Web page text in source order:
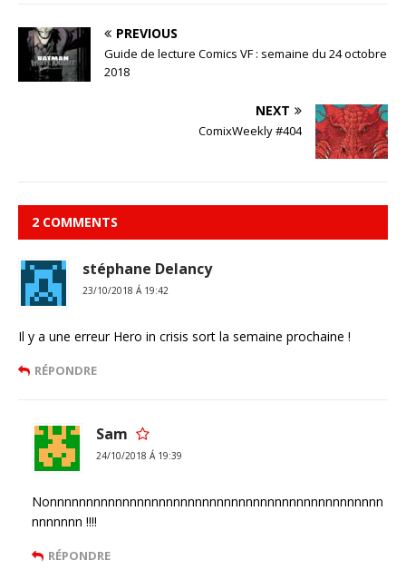
PREVIOUS
Guide de lecture Comics VF : semaine du 24 octobre
2018
NEXT
ComixWeekly #404
2 COMMENTS
stéphane Delancy
23/10/2018 Á 19:42
Il y a une erreur Hero in crisis sort la semaine prochaine !
RÉPONDRE
Sam
24/10/2018 Á 19:39
Nonnnnnnnnnnnnnnnnnnnnnnnnnnnnnnnnnnnnnnnnnnnnnn
nnnnnnn !!!!
RÉPONDRE